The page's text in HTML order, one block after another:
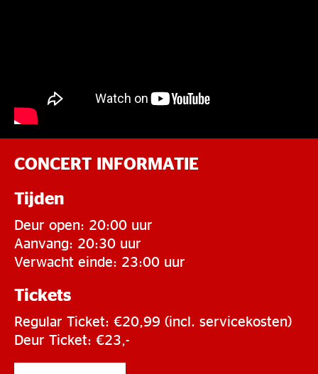
CONCERT INFORMATIE
Tijden
Deur open: 20:00 uur
Aanvang: 20:30 uur
Verwacht einde: 23:00 uur
Tickets
Regular Ticket: €20,99 (incl. servicekosten)
Deur Ticket: €23,-